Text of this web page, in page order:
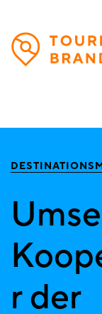
Direkt
zum
Inhalt
r der